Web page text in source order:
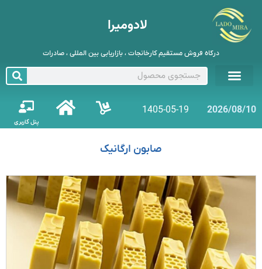
لادومیرا
درگاه فروش مستقیم کارخانجات ، بازاریابی بین المللی ، صادرات
2026/08/10
1405-05-19
پنل کاربری
صابون ارگانیک